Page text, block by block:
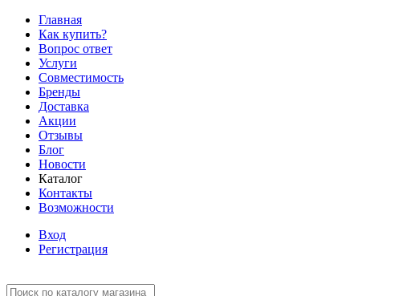
Главная
Как купить?
Вопрос ответ
Услуги
Совместимость
Бренды
Доставка
Акции
Отзывы
Блог
Новости
Каталог
Контакты
Возможности
Вход
Регистрация